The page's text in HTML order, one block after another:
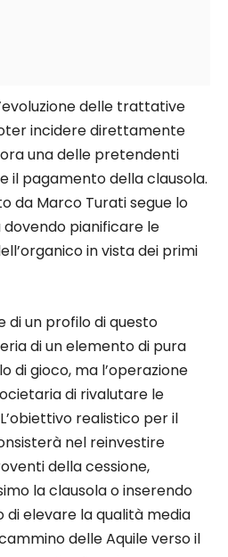
delle trattative
incidere direttamente
una delle pretendenti
il pagamento della clausola.
da Marco Turati segue lo
pianificare le
in vista dei primi
di un profilo di questo
di un elemento di pura
di gioco, ma l’operazione
di rivalutare le
realistico per il
nel reinvestire
della cessione,
la clausola o inserendo
elevare la qualità media
delle Aquile verso il